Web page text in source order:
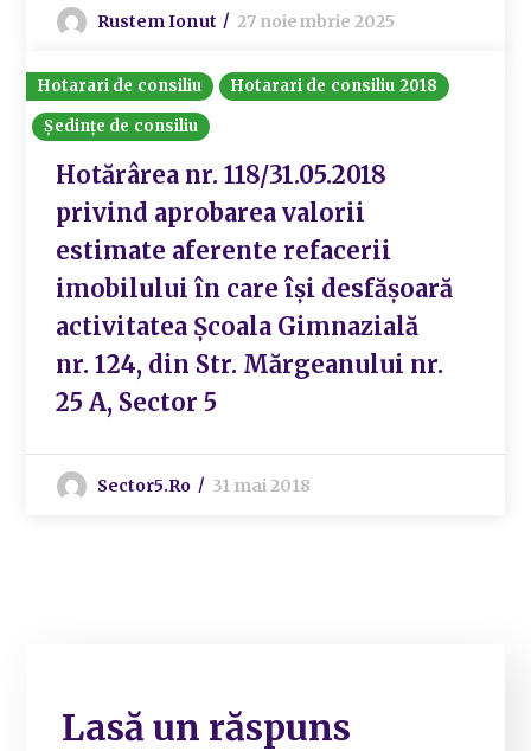
Rustem Ionut 27 noiembrie 2025
Hotarari de consiliu
Hotarari de consiliu 2018
Ședințe de consiliu
Hotărârea nr. 118/31.05.2018
privind aprobarea valorii
estimate aferente refacerii
imobilului în care își desfășoară
activitatea Școala Gimnazială
nr. 124, din Str. Mărgeanului nr.
25 A, Sector 5
Sector5.ro 31 mai 2018
Lasă un răspuns